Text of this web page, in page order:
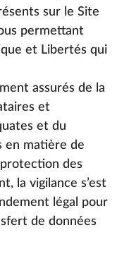
sur le Site
permettant
et Libertés qui
assurés de la
et
et du
en matière de
des
la vigilance s’est
légal pour
de données